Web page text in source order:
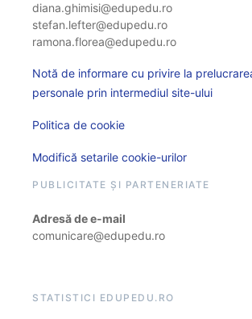
diana.ghimisi@edupedu.ro
stefan.lefter@edupedu.ro
ramona.florea@edupedu.ro
Notă de informare cu privire la
personale prin intermediul site-ului
Politica de cookie
Modifică setarile cookie-urilor
PUBLICITATE ȘI PARTENERIATE
Adresă de e-mail
comunicare@edupedu.ro
STATISTICI EDUPEDU.RO